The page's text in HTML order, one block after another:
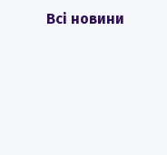
Всі новини